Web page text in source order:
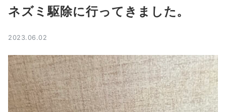
ネズミ駆除に行ってきました。
2023.06.02